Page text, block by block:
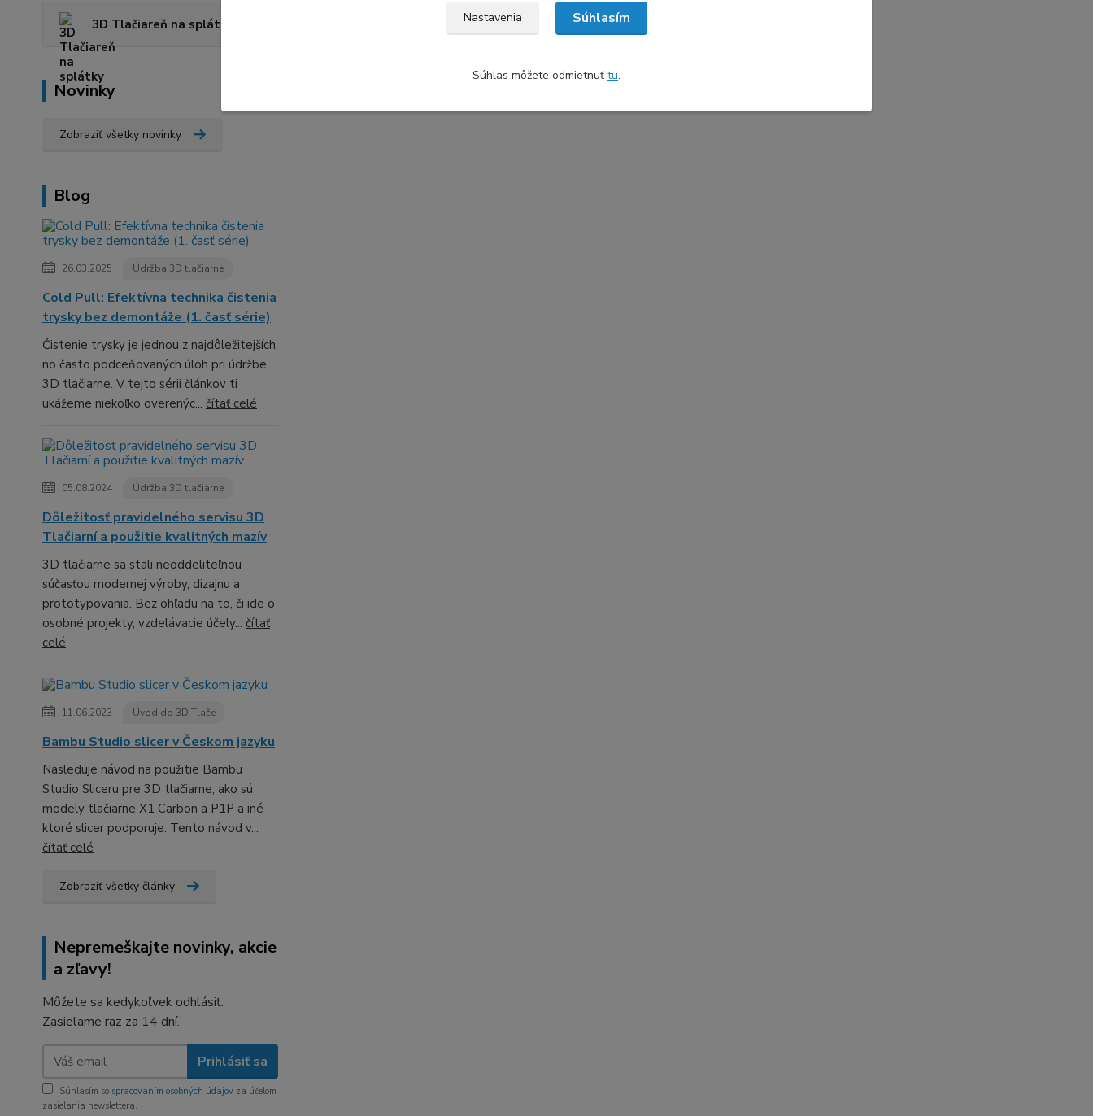
3D Tlačiareň na splátky
Novinky
Zobraziť všetky novinky
Blog
26.03.2025 Údržba 3D tlačiarne
Cold Pull: Efektívna technika čistenia
trysky bez demontáže (1. časť série)
Čistenie trysky je jednou z najdôležitejších,
no často podceňovaných úloh pri údržbe
3D tlačiarne. V tejto sérii článkov ti
ukážeme niekoľko overenýc... čítať celé
05.08.2024 Údržba 3D tlačiarne
Dôležitosť pravidelného servisu 3D
Tlačiarní a použitie kvalitných mazív
3D tlačiarne sa stali neoddeliteľnou
súčasťou modernej výroby, dizajnu a
prototypovania. Bez ohľadu na to, či ide o
osobné projekty, vzdelávacie účely... čítať
celé
11.06.2023 Úvod do 3D Tlače
Bambu Studio slicer v Českom jazyku
Nasleduje návod na použitie Bambu
Studio Sliceru pre 3D tlačiarne, ako sú
modely tlačiarne X1 Carbon a P1P a iné
ktoré slicer podporuje. Tento návod v...
čítať celé
Zobraziť všetky články
Nepremeškajte novinky, akcie
a zľavy!
Môžete sa kedykoľvek odhlásiť.
Zasielame raz za 14 dní.
Prihlásiť sa
Súhlasím so spracovaním osobných údajov za účelom
zasielania newslettera.
Nastavenia Súhlasím
Súhlas môžete odmietnuť tu.